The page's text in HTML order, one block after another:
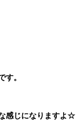
す。
感じになりますよ☆